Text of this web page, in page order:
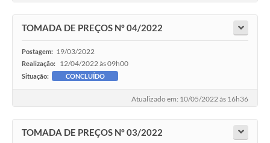
TOMADA DE PREÇOS Nº 04/2022
Postagem: 19/03/2022
Realização: 12/04/2022 às 09h00
Situação: CONCLUÍDO
Atualizado em: 10/05/2022 às 16h36
TOMADA DE PREÇOS Nº 03/2022